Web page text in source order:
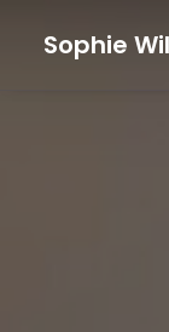
Sophie